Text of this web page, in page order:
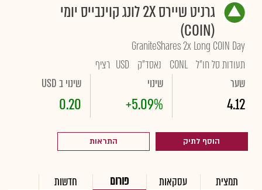
גרניט שיירס 2X לונג קוינבייס יומי
(COIN)
GraniteShares 2x Long COIN Day
תעודות סל חו"ל CONL נאסד"ק USD רציף
שער
4.12
שינוי
+5.09%
שינוי ב USD
0.20
הוסף לתיק התראות
תמצית עסקאות פורום חדשות